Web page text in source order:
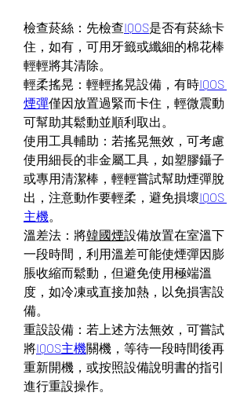
檢查菸絲：先檢查IQOS是否有菸絲卡
住，如有，可用牙籤或纖細的棉花棒
輕輕將其清除。
輕柔搖晃：輕輕搖晃設備，有時IQOS
煙彈僅因放置過緊而卡住，輕微震動
可幫助其鬆動並順利取出。
使用工具輔助：若搖晃無效，可考慮
使用細長的非金屬工具，如塑膠鑷子
或專用清潔棒，輕輕嘗試幫助煙彈脫
出，注意動作要輕柔，避免損壞IQOS
主機。
溫差法：將韓國煙設備放置在室溫下
一段時間，利用溫差可能使煙彈因膨
脹收縮而鬆動，但避免使用極端溫
度，如冷凍或直接加熱，以免損害設
備。
重設設備：若上述方法無效，可嘗試
將IQOS主機關機，等待一段時間後再
重新開機，或按照設備說明書的指引
進行重設操作。